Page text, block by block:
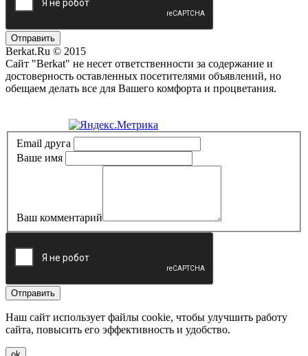
Отправить
Berkat.Ru © 2015
Сайт "Berkat" не несет ответственности за содержание и
достоверность оставленных посетителями объявлений, но
обещаем делать все для Вашего комфорта и процветания.
Email друга
Ваше имя
Ваш комментарий
Отправить
Наш сайт использует файлы cookie, чтобы улучшить работу
сайта, повысить его эффективность и удобство.